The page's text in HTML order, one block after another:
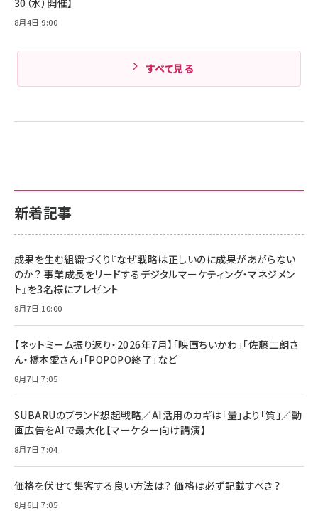
新着記事
成果を生む組織づくり『なぜ戦略は正しいのに成果があがらない
のか？ 事業成長をリードするデジタルマーケティング・マネジメン
ト』を3名様にプレゼント
8月7日 10:00
【ネットミーム振り返り・2026年7月】「映画ちいかわ」「佐藤二朗さ
ん・橋本愛さん」「POPOPO終了」など
8月7日 7:05
SUBARUのブランド想起戦略／AI活用のカギは「量」より「質」／動
画広告をAIで最大化【マーケター向け講演】
8月7日 7:04
価格を伏せて集客する良い方法は？ 価格は必ず記載すべき？
8月6日 7:05
8月4日 9:00
すべて見る